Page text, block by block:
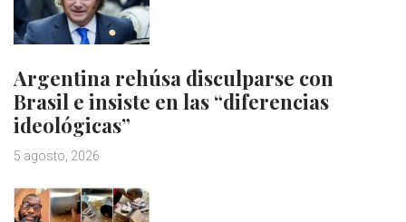
Argentina rehúsa disculparse con
Brasil e insiste en las “diferencias
ideológicas”
5 agosto, 2026